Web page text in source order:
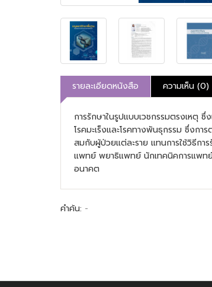
รายละเอียดหนังสือ ความเห็น (0)
การรักษาในรูปแบบเวชกรรมตรงเหตุ
โรคมะเร็งและโรคทางพันธุกรรม ซึ่งก
สมกับผู้ป่วยแต่ละราย แทนการใช้วิธีก
แพทย์ พยาธิแพทย์ นักเทคนิคการแพทย์
อนาคต
คำค้น: -